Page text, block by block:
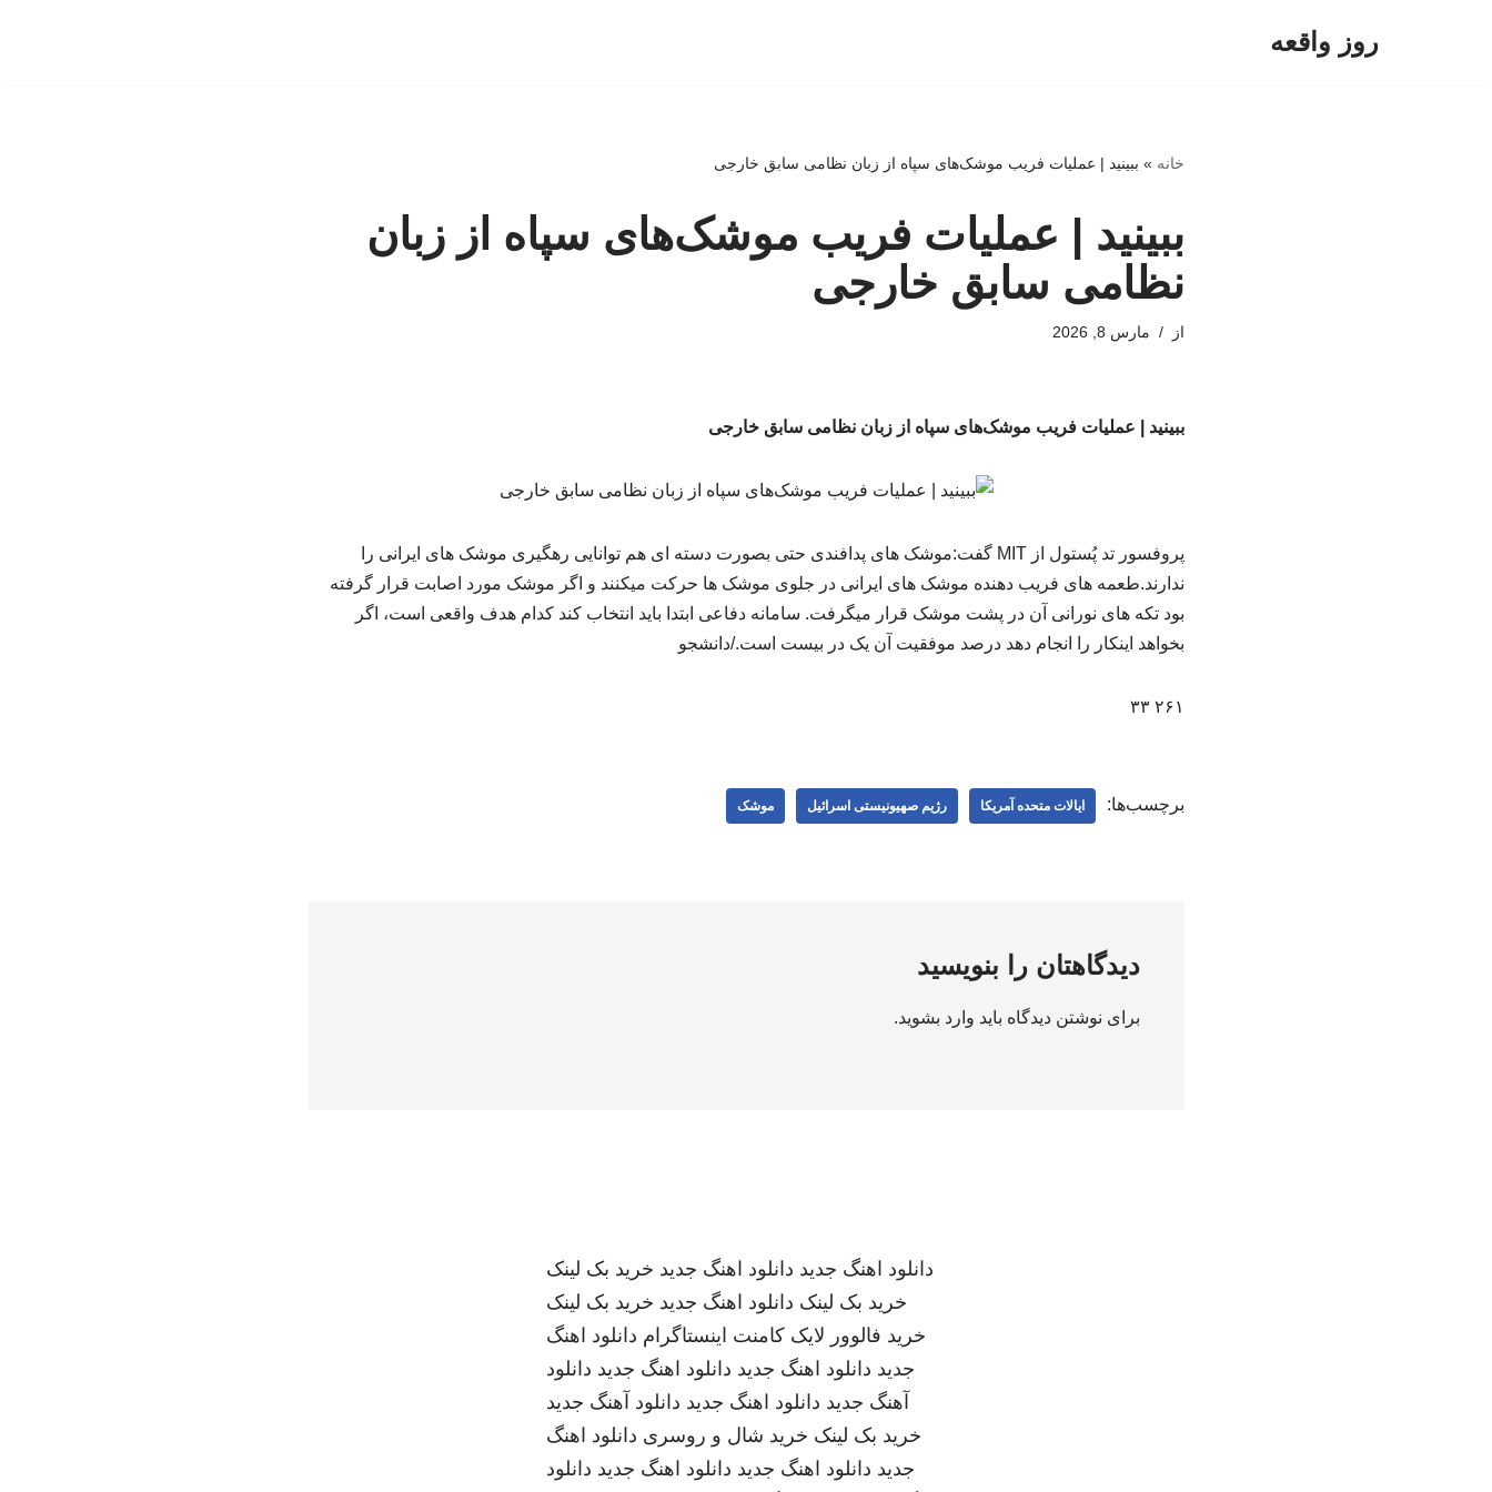
روز واقعه
خانه » ببینید | عملیات فریب موشک‌های سپاه از زبان نظامی سابق خارجی
ببینید | عملیات فریب موشک‌های سپاه از زبان
نظامی سابق خارجی
از مارس 8, 2026
ببینید | عملیات فریب موشک‌های سپاه از زبان نظامی سابق خارجی
پروفسور تد پُستول از MIT گفت:‌موشک های پدافندی حتی بصورت دسته ای هم توانایی رهگیری موشک های ایرانی را
ندارند.‌طعمه های فریب دهنده موشک های ایرانی در جلوی موشک ها حرکت میکنند و اگر موشک مورد اصابت قرار گرفته
بود تکه های نورانی آن در پشت موشک قرار میگرفت. سامانه دفاعی ابتدا باید انتخاب کند کدام هدف واقعی است، اگر
بخواهد اینکار را انجام دهد درصد موفقیت آن یک در بیست است./دانشجو
۲۶۱ ۳۳
برچسب‌ها: ایالات متحده آمریکا رژیم صهیونیستی اسرائیل موشک
دیدگاهتان را بنویسید
برای نوشتن دیدگاه باید وارد بشوید.
دانلود اهنگ جدید دانلود اهنگ جدید خرید بک لینک
خرید بک لینک دانلود اهنگ جدید خرید بک لینک
خرید فالوور لایک کامنت اینستاگرام دانلود اهنگ
جدید دانلود اهنگ جدید دانلود اهنگ جدید دانلود
آهنگ جدید دانلود اهنگ جدید دانلود آهنگ جدید
خرید بک لینک خرید شال و روسری دانلود اهنگ
جدید دانلود اهنگ جدید دانلود اهنگ جدید دانلود